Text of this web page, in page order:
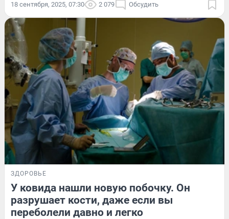
18 сентября, 2025, 07:30 2 079 Обсудить
ЗДОРОВЬЕ
У ковида нашли новую побочку. Он
разрушает кости, даже если вы
переболели давно и легко